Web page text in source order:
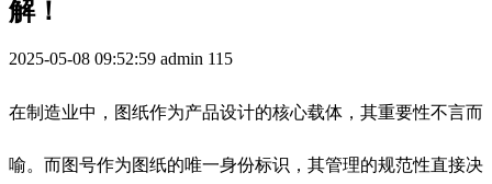
解！
2025-05-08 09:52:59 admin 115
在制造业中，图纸作为产品设计的核心载体，其重要性不言而
喻。而图号作为图纸的唯一身份标识，其管理的规范性直接决